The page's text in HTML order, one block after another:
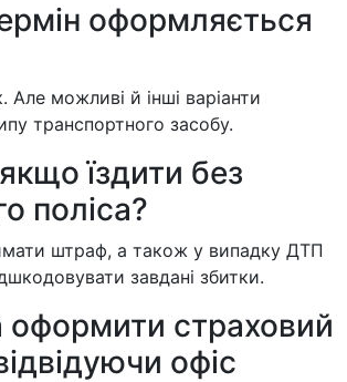
оформляється
Але можливі й інші варіанти
транспортного засобу.
їздити без
поліса?
штраф, а також у випадку ДТП
завдані збитки.
страховий
офіс